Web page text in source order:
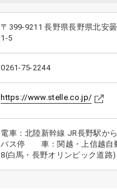
〒399-9211 長野県長野県北安
1-5
0261-75-2244
https://www.stelle.co.jp/
電車：北陸新幹線 JR長野駅か
バス停 車：関越・上信越自
8(白馬・長野オリンピック道路)